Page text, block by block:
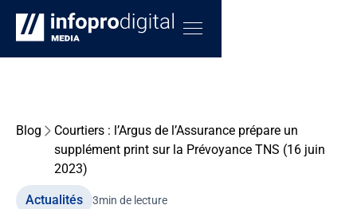
Blog
Courtiers : l’Argus de l’Assurance prépare un
supplément print sur la Prévoyance TNS (16 juin
2023)
Actualités 3min de lecture